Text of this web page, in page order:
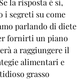
la risposta è sì,
i segreti su come
parlando di diete
fornirti un piano
a raggiungere il
alimentari e
grasso